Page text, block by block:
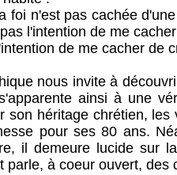
foi n'est pas cachée
l'intention de me
de me cacher de
nous invite à
ainsi à une
son héritage chrétien,
pour ses 80 ans.
il demeure lucide sur
parle, à coeur ouvert, des